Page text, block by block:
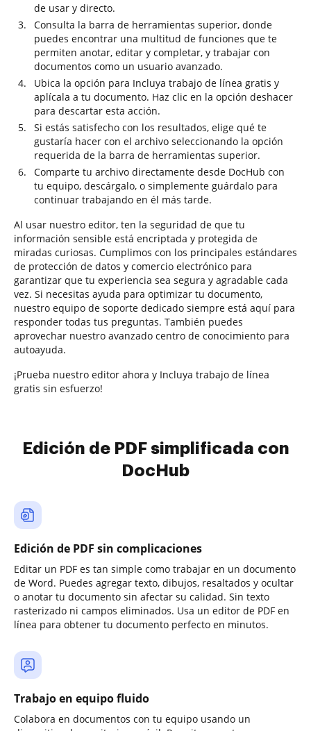
de usar y directo.
Consulta la barra de herramientas superior, donde
puedes encontrar una multitud de funciones que te
permiten anotar, editar y completar, y trabajar con
documentos como un usuario avanzado.
Ubica la opción para Incluya trabajo de línea gratis y
aplícala a tu documento. Haz clic en la opción deshacer
para descartar esta acción.
Si estás satisfecho con los resultados, elige qué te
gustaría hacer con el archivo seleccionando la opción
requerida de la barra de herramientas superior.
Comparte tu archivo directamente desde DocHub con
tu equipo, descárgalo, o simplemente guárdalo para
continuar trabajando en él más tarde.
Al usar nuestro editor, ten la seguridad de que tu
información sensible está encriptada y protegida de
miradas curiosas. Cumplimos con los principales estándares
de protección de datos y comercio electrónico para
garantizar que tu experiencia sea segura y agradable cada
vez. Si necesitas ayuda para optimizar tu documento,
nuestro equipo de soporte dedicado siempre está aquí para
responder todas tus preguntas. También puedes
aprovechar nuestro avanzado centro de conocimiento para
autoayuda.
¡Prueba nuestro editor ahora y Incluya trabajo de línea
gratis sin esfuerzo!
Edición de PDF simplificada con
DocHub
Edición de PDF sin complicaciones
Editar un PDF es tan simple como trabajar en un documento
de Word. Puedes agregar texto, dibujos, resaltados y ocultar
o anotar tu documento sin afectar su calidad. Sin texto
rasterizado ni campos eliminados. Usa un editor de PDF en
línea para obtener tu documento perfecto en minutos.
Trabajo en equipo fluido
Colabora en documentos con tu equipo usando un